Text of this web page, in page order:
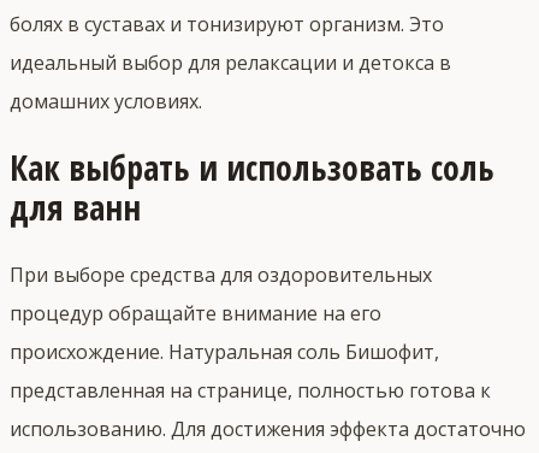
болях в суставах и тонизируют организм. Это
идеальный выбор для релаксации и детокса в
домашних условиях.
Как выбрать и использовать соль
для ванн
При выборе средства для оздоровительных
процедур обращайте внимание на его
происхождение. Натуральная соль Бишофит,
представленная на странице, полностью готова к
использованию. Для достижения эффекта достаточно